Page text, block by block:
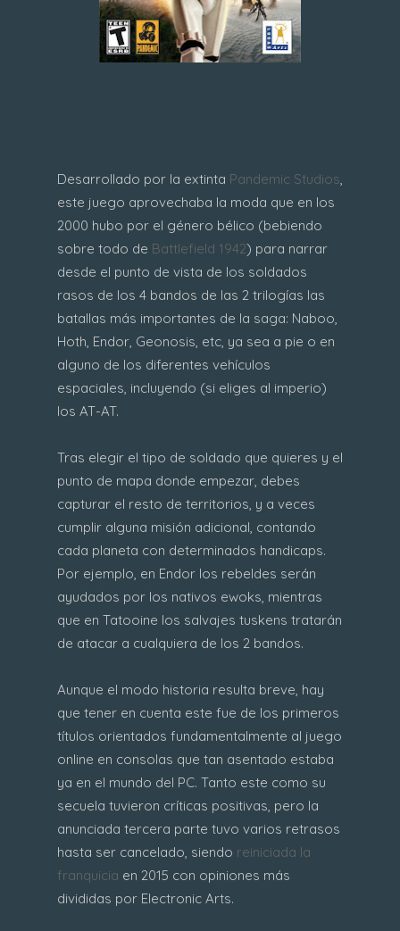
Desarrollado por la extinta Pandemic Studios,
este juego aprovechaba la moda que en los
2000 hubo por el género bélico (bebiendo
sobre todo de Battlefield 1942) para narrar
desde el punto de vista de los soldados
rasos de los 4 bandos de las 2 trilogías las
batallas más importantes de la saga: Naboo,
Hoth, Endor, Geonosis, etc, ya sea a pie o en
alguno de los diferentes vehículos
espaciales, incluyendo (si eliges al imperio)
los AT-AT.
Tras elegir el tipo de soldado que quieres y el
punto de mapa donde empezar, debes
capturar el resto de territorios, y a veces
cumplir alguna misión adicional, contando
cada planeta con determinados handicaps.
Por ejemplo, en Endor los rebeldes serán
ayudados por los nativos ewoks, mientras
que en Tatooine los salvajes tuskens tratarán
de atacar a cualquiera de los 2 bandos.
Aunque el modo historia resulta breve, hay
que tener en cuenta este fue de los primeros
títulos orientados fundamentalmente al juego
online en consolas que tan asentado estaba
ya en el mundo del PC. Tanto este como su
secuela tuvieron críticas positivas, pero la
anunciada tercera parte tuvo varios retrasos
hasta ser cancelado, siendo reiniciada la
franquicia en 2015 con opiniones más
divididas por Electronic Arts.